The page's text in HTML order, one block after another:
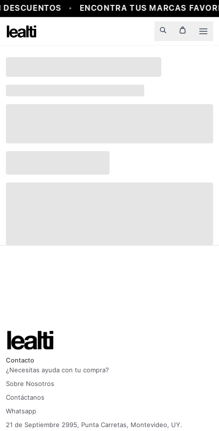
ENCONTRA TUS MARCAS
Contacto
¿Necesitas ayuda con tu compra?
Sobre Nosotros
Contáctanos
Whatsapp
21 de Septiembre 2995, Punta Carretas, Montevideo, UY.